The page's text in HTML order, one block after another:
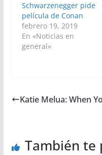
Schwarzenegger pide
película de Conan
febrero 19, 2019
En «Noticias en
general»
Katie Melua: When
También te